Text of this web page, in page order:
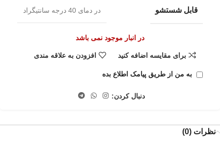
قابل شستشو در دمای 40 درجه سانتیگراد
در انبار موجود نمی باشد
برای مقایسه اضافه کنید افزودن به علاقه مندی
به من از طریق پیامک اطلاع بده
دنبال کردن:
نظرات (0)